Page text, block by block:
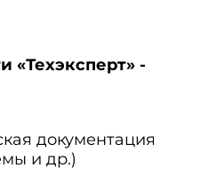
«Техэксперт» -
документация
и др.)